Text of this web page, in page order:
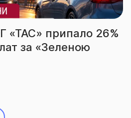
За підсумками І
вчергове підтвердила